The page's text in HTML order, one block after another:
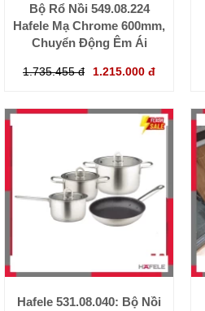
Bộ Rổ Nồi 549.08.224
Hafele Mạ Chrome 600mm,
Chuyển Động Êm Ái
1.735.455 đ 1.215.000 đ
Hafele 531.08.040: Bộ Nồi